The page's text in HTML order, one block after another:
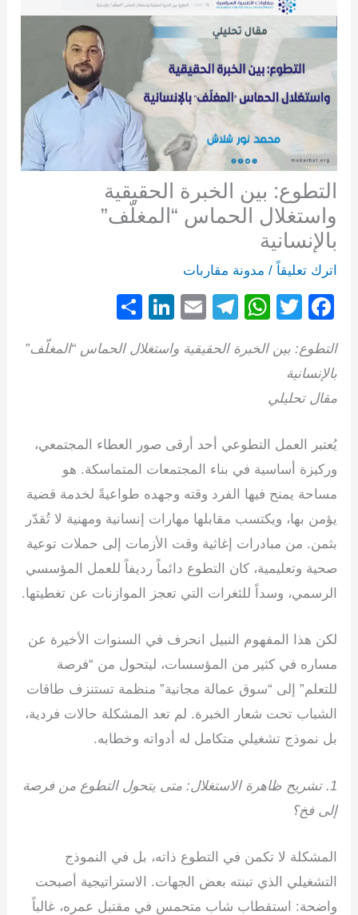
التطوع: بين الخبرة الحقيقية
واستغلال الحماس “المغلّف”
بالإنسانية
اترك تعليقاً / مدونة مقاربات
F
c
e
b
o
o
k
T
tt
W
at
p
p
T
e
m
E
ail
Li
k
ar
التطوع: بين الخبرة الحقيقية واستغلال الحماس “المغلّف”
بالإنسانية
مقال تحليلي
يُعتبر العمل التطوعي أحد أرقى صور العطاء المجتمعي،
وركيزة أساسية في بناء المجتمعات المتماسكة. هو
مساحة يمنح فيها الفرد وقته وجهده طواعيةً لخدمة قضية
يؤمن بها، ويكتسب مقابلها مهارات إنسانية ومهنية لا تُقدّر
بثمن. من مبادرات إغاثية وقت الأزمات إلى حملات توعية
صحية وتعليمية، كان التطوع دائماً رديفاً للعمل المؤسسي
الرسمي، وسداً للثغرات التي تعجز الموازنات عن تغطيتها.
لكن هذا المفهوم النبيل انحرف في السنوات الأخيرة عن
مساره في كثير من المؤسسات، ليتحول من “فرصة
للتعلم” إلى “سوق عمالة مجانية” منظمة تستنزف طاقات
الشباب تحت شعار الخبرة. لم تعد المشكلة حالات فردية،
بل نموذج تشغيلي متكامل له أدواته وخطابه.
1. تشريح ظاهرة الاستغلال: متى يتحول التطوع من فرصة
إلى فخ؟
المشكلة لا تكمن في التطوع ذاته، بل في النموذج
التشغيلي الذي تبنته بعض الجهات. الاستراتيجية أصبحت
واضحة: استقطاب شاب متحمس في مقتبل عمره، غالباً